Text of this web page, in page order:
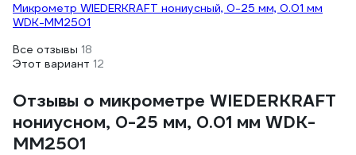
Микрометр WIEDERKRAFT нониусный, 0-25 мм, 0.01 мм
WDK-MM2501
Все отзывы 18
Этот вариант 12
Отзывы о микрометре WIEDERKRAFT
нониусном, 0-25 мм, 0.01 мм WDK-
MM2501